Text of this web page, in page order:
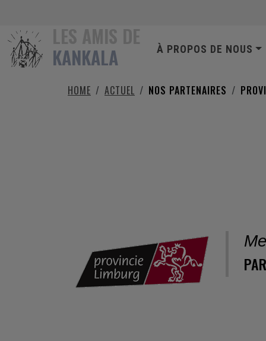
KANKALA
NAVIGATION
À PROPOS DE NOUS
HOME ACTUEL NOS PARTENAIRES